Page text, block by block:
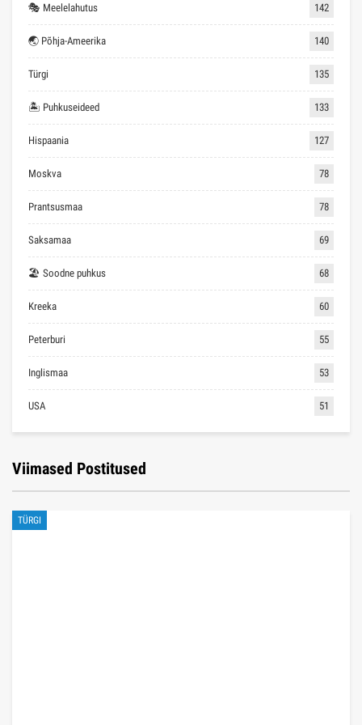
🎭 Meelelahutus 142
🌏 Põhja-Ameerika 140
Türgi 135
🏝 Puhkuseideed 133
Hispaania 127
Moskva 78
Prantsusmaa 78
Saksamaa 69
🏖 Soodne puhkus 68
Kreeka 60
Peterburi 55
Inglismaa 53
USA 51
Viimased Postitused
TÜRGI